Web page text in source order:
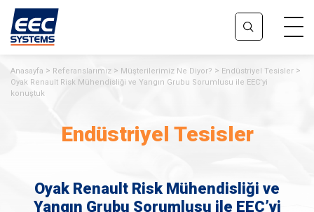
Anasayfa Referanslarımız Müşterilerimiz Ne Diyor?
Endüstriyel Tesisler
Oyak Renault Risk Mühendisliği ve Yangın Grubu Sorumlusu ile EEC’yi
konuştuk
Endüstriyel Tesisler
Oyak Renault Risk Mühendisliği ve
Yangın Grubu Sorumlusu ile EEC’yi